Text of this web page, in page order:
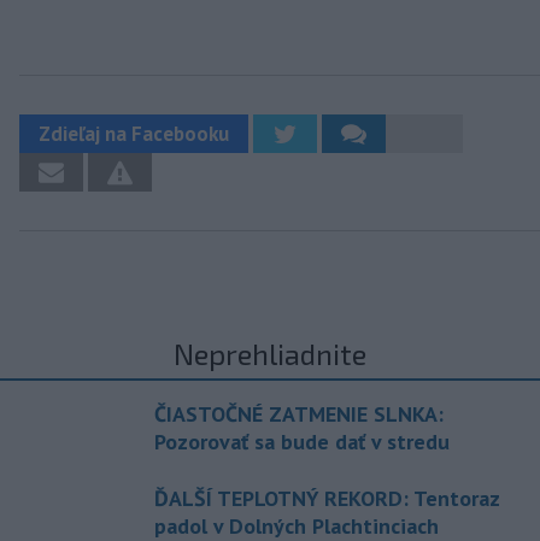
Zdieľaj na Facebooku
Neprehliadnite
ČIASTOČNÉ ZATMENIE SLNKA:
Pozorovať sa bude dať v stredu
ĎALŠÍ TEPLOTNÝ REKORD: Tentoraz
padol v Dolných Plachtinciach